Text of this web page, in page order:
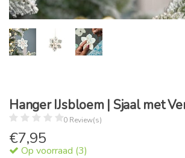
Hanger IJsbloem | Sjaal met
0 Review(s)
€7,95
Op voorraad (3)